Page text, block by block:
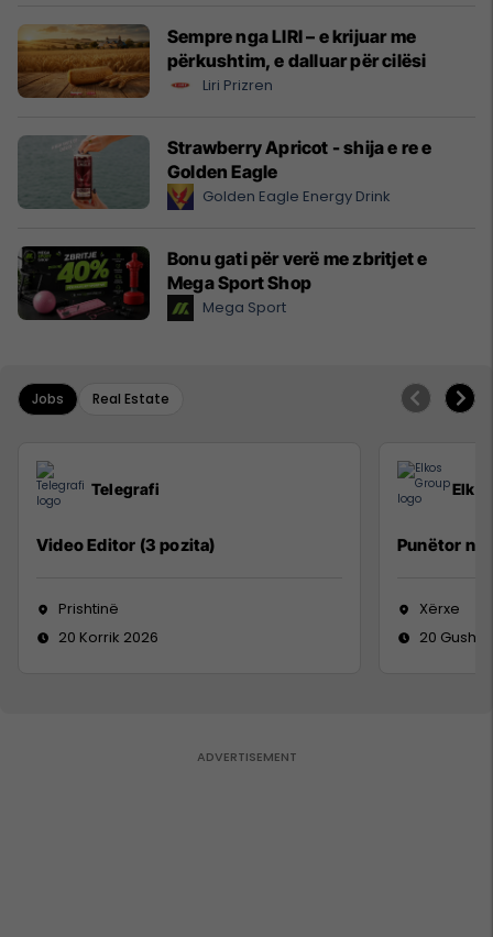
Sempre nga LIRI – e krijuar me
përkushtim, e dalluar për cilësi
Liri Prizren
Strawberry Apricot - shija e re e
Golden Eagle
Golden Eagle Energy Drink
Bonu gati për verë me zbritjet e
Mega Sport Shop
Mega Sport
Jobs Real Estate
Telegrafi
Video Editor (3 pozita)
Prishtinë
20 Korrik 2026
Punëtor në
Xërxe
20 Gusht